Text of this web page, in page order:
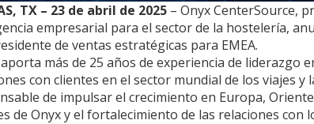
TX – 23 de abril de 2025 – Onyx CenterSource,
empresarial para el sector de la hostelería,
de ventas estratégicas para EMEA.
más de 25 años de experiencia de liderazgo
con clientes en el sector mundial de los viajes
de impulsar el crecimiento en Europa,
de Onyx y el fortalecimiento de las relaciones